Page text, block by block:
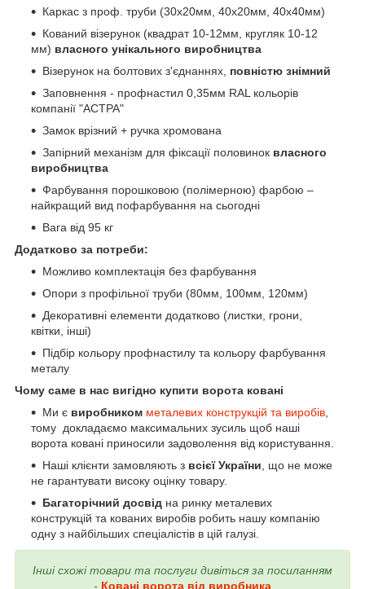
Каркас з проф. труби (30х20мм, 40х20мм, 40х40мм)
Кований візерунок (квадрат 10-12мм, кругляк 10-12
мм) власного унікального виробництва
Візерунок на болтових з'єднаннях, повністю знімний
Заповнення - профнастил 0,35мм RAL кольорів
компанії "АСТРА"
Замок врізний + ручка хромована
Запірний механізм для фіксації половинок власного
виробництва
Фарбування порошковою (полімерною) фарбою –
найкращий вид пофарбування на сьогодні
Вага від 95 кг
Додатково за потреби:
Можливо комплектація без фарбування
Опори з профільної труби (80мм, 100мм, 120мм)
Декоративні елементи додатково (листки, грони,
квітки, інші)
Підбір кольору профнастилу та кольору фарбування
металу
Чому саме в нас вигідно купити ворота ковані
Ми є виробником металевих конструкцій та виробів,
тому докладаємо максимальних зусиль щоб наші
ворота ковані приносили задоволення від користування.
Наші клієнти замовляють з всієї України, що не може
не гарантувати високу оцінку товару.
Багаторічний досвід на ринку металевих
конструкцій та кованих виробів робить нашу компанію
одну з найбільших спеціалістів в цій галузі.
Інші схожі товари та послуги дивіться за посиланням
- Ковані ворота від виробника